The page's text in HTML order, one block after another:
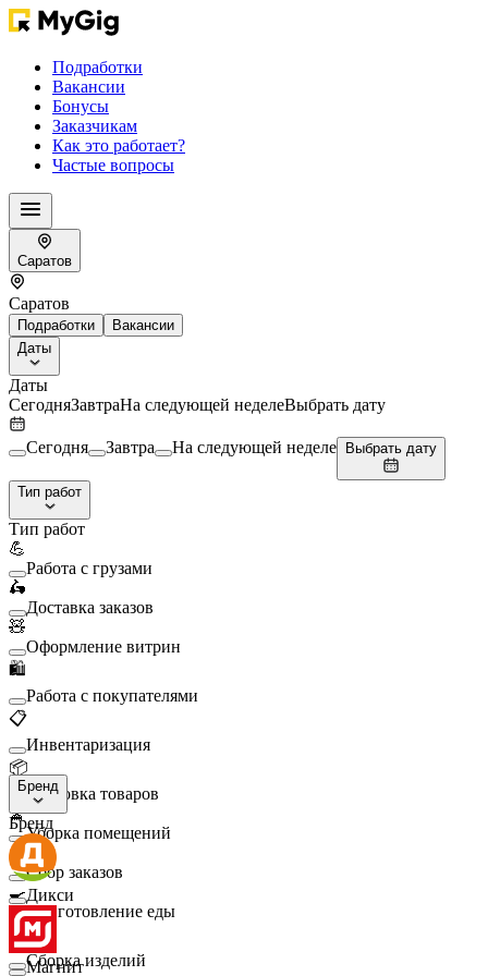
Подработки
Вакансии
Бонусы
Заказчикам
Как это работает?
Частые вопросы
Саратов
Саратов
Подработки
Вакансии
Даты
Даты
СегодняЗавтраНа следующей неделеВыбрать дату
Сегодня Завтра На следующей неделе Выбрать дату
Тип работ
Тип работ
💪
Работа с грузами
🛵
Доставка заказов
🧸
Оформление витрин
🛍️
Работа с покупателями
📋
Инвентаризация
📦
Упаковка товаров
🧹
Уборка помещений
🛒
Сбор заказов
🍳
Приготовление еды
🛠️
Сборка изделий
Бренд
Бренд
Дикси
Магнит